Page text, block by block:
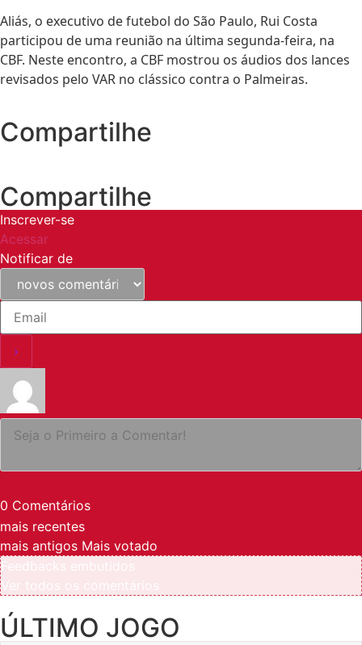
Aliás, o executivo de futebol do São Paulo, Rui Costa
participou de uma reunião na última segunda-feira, na
CBF. Neste encontro, a CBF mostrou os áudios dos lances
revisados pelo VAR no clássico contra o Palmeiras.
Compartilhe
Compartilhe
Inscrever-se
Acessar
Notificar de
0 Comentários
mais recentes
mais antigos Mais votado
ÚLTIMO JOGO